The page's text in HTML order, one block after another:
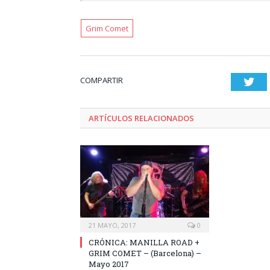
Grim Comet
COMPARTIR
ARTÍCULOS RELACIONADOS
21 MAYO, 2017 0
CRÓNICA: MANILLA ROAD +
GRIM COMET – (Barcelona) –
Mayo 2017